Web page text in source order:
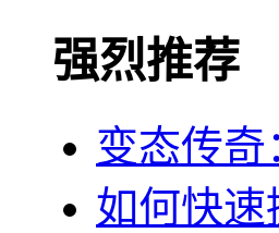
强烈推荐
变态传
如何快